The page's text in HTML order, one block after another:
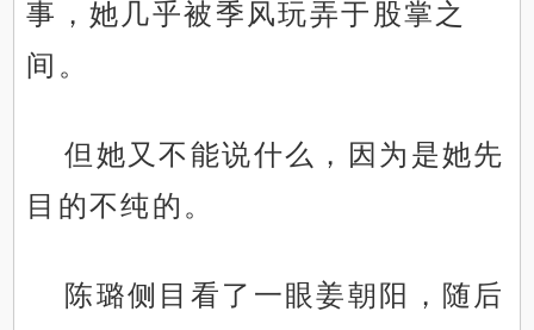
事，她几乎被季风玩弄于股掌之
间。
但她又不能说什么，因为是她先
目的不纯的。
陈璐侧目看了一眼姜朝阳，随后